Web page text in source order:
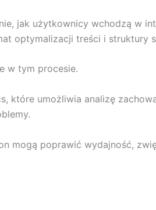
jak użytkownicy wchodzą w
optymalizacji treści i struktury
w tym procesie.
które umożliwia analizę
mogą poprawić wydajność,